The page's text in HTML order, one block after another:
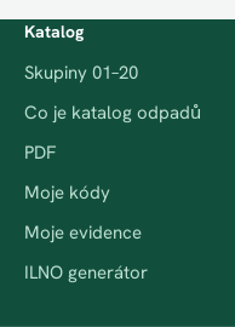
Katalog
Skupiny 01–20
Co je katalog odpadů
PDF
Moje kódy
Moje evidence
ILNO generátor